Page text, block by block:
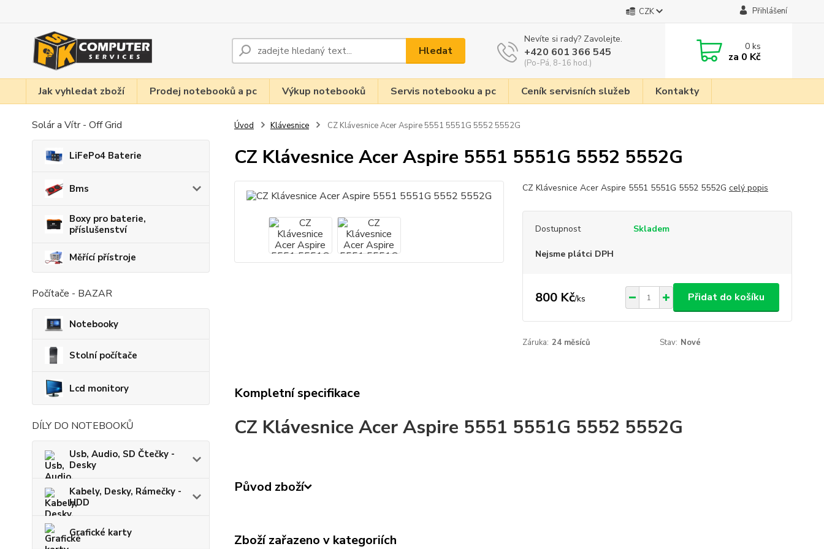
CZK Přihlášení
Hledat
Nevíte si rady? Zavolejte.
+420 601 366 545
(Po-Pá, 8-16 hod.)
0ks
za 0 Kč
Jak vyhledat zboží Prodej notebooků a pc Výkup notebooků Servis notebooku a pc Ceník servisních služeb Kontakty
Solár a Vítr - Off Grid
LiFePo4 Baterie
Bms
Boxy pro baterie,
příslušenství
Měřící přístroje
Počítače - BAZAR
Notebooky
Stolní počítače
Lcd monitory
DÍLY DO NOTEBOOKŮ
Usb, Audio, SD Čtečky -
Desky
Kabely, Desky, Rámečky -
HDD
Grafické karty
Úvod Klávesnice CZ Klávesnice Acer Aspire 5551 5551G 5552 5552G
CZ Klávesnice Acer Aspire 5551 5551G 5552 5552G
CZ Klávesnice Acer Aspire 5551 5551G 5552 5552G celý popis
Dostupnost Skladem
Nejsme plátci DPH
800 Kč/ks Přidat do košíku
Záruka: 24 měsíců Stav: Nové
Kompletní specifikace
CZ Klávesnice Acer Aspire 5551 5551G 5552 5552G
Původ zboží
Zboží zařazeno v kategoriích